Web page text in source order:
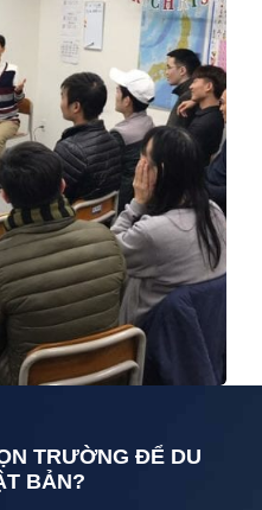
TRƯỜNG ĐỂ DU
BẢN?